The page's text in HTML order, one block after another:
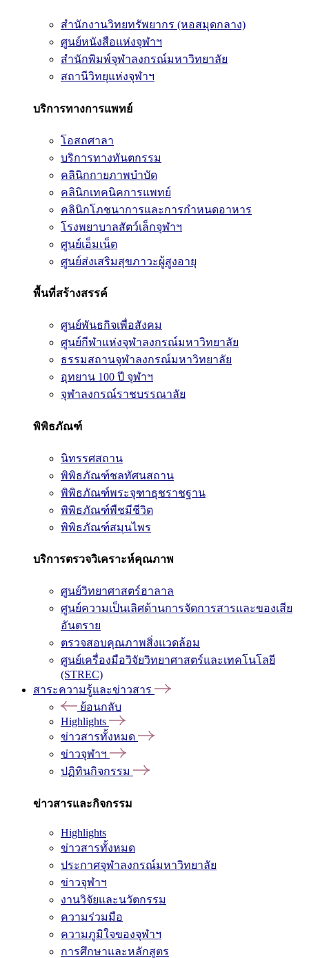
สำนักงานวิทยทรัพยากร (หอสมุดกลาง)
ศูนย์หนังสือแห่งจุฬาฯ
สำนักพิมพ์จุฬาลงกรณ์มหาวิทยาลัย
สถานีวิทยุแห่งจุฬาฯ
บริการทางการแพทย์
โอสถศาลา
บริการทางทันตกรรม
คลินิกกายภาพบำบัด
คลินิกเทคนิคการแพทย์
คลินิกโภชนาการและการกำหนดอาหาร
โรงพยาบาลสัตว์เล็กจุฬาฯ
ศูนย์เอ็มเน็ต
ศูนย์ส่งเสริมสุขภาวะผู้สูงอายุ
พื้นที่สร้างสรรค์
ศูนย์พันธกิจเพื่อสังคม
ศูนย์กีฬาแห่งจุฬาลงกรณ์มหาวิทยาลัย
ธรรมสถานจุฬาลงกรณ์มหาวิทยาลัย
อุทยาน 100 ปี จุฬาฯ
จุฬาลงกรณ์ราชบรรณาลัย
พิพิธภัณฑ์
นิทรรศสถาน
พิพิธภัณฑ์ชลทัศนสถาน
พิพิธภัณฑ์พระจุฑาธุชราชฐาน
พิพิธภัณฑ์พืชมีชีวิต
พิพิธภัณฑ์สมุนไพร
บริการตรวจวิเคราะห์คุณภาพ
ศูนย์วิทยาศาสตร์ฮาลาล
ศูนย์ความเป็นเลิศด้านการจัดการสารและของเสีย
อันตราย
ตรวจสอบคุณภาพสิ่งแวดล้อม
ศูนย์เครื่องมือวิจัยวิทยาศาสตร์และเทคโนโลยี
(STREC)
สาระความรู้และข่าวสาร
ย้อนกลับ
Highlights
ข่าวสารทั้งหมด
ข่าวจุฬาฯ
ปฏิทินกิจกรรม
ข่าวสารและกิจกรรม
Highlights
ข่าวสารทั้งหมด
ประกาศจุฬาลงกรณ์มหาวิทยาลัย
ข่าวจุฬาฯ
งานวิจัยและนวัตกรรม
ความร่วมมือ
ความภูมิใจของจุฬาฯ
การศึกษาและหลักสูตร